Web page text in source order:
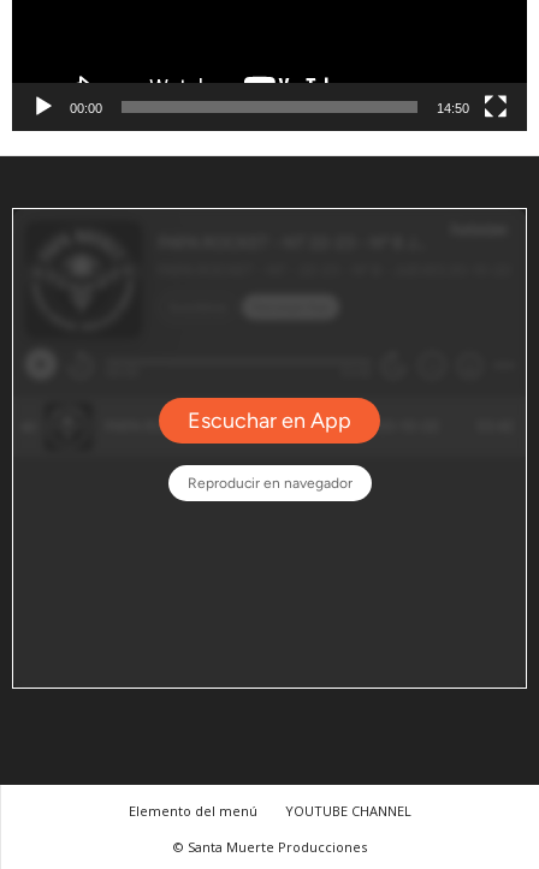
00:00 14:50
Elemento del menú
YOUTUBE CHANNEL
© Santa Muerte Producciones